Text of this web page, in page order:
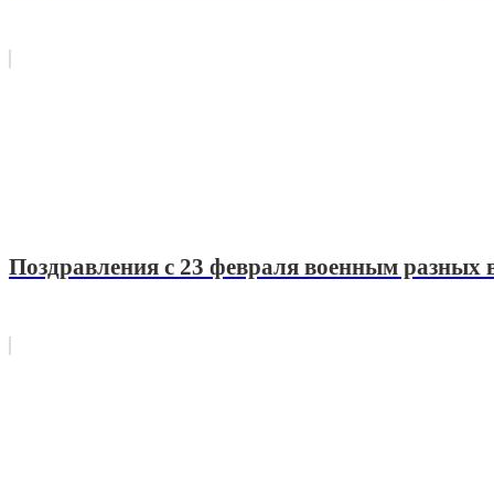
Поздравления с 23 февраля военным разных